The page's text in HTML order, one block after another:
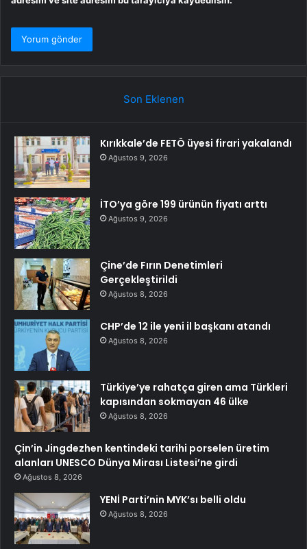
Son Eklenen
Kırıkkale’de FETÖ üyesi firari yakalandı
Ağustos 9, 2026
İTO’ya göre 199 ürünün fiyatı arttı
Ağustos 9, 2026
Çine’de Fırın Denetimleri
Gerçekleştirildi
Ağustos 8, 2026
CHP’de 12 ile yeni il başkanı atandı
Ağustos 8, 2026
Türkiye’ye rahatça giren ama Türkleri
kapısından sokmayan 46 ülke
Ağustos 8, 2026
Çin’in Jingdezhen kentindeki tarihi porselen üretim
alanları UNESCO Dünya Mirası Listesi’ne girdi
Ağustos 8, 2026
YENİ Parti’nin MYK’sı belli oldu
Ağustos 8, 2026